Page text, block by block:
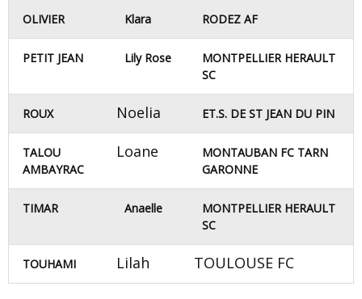
OLIVIER Klara RODEZ AF
PETIT JEAN Lily Rose
MONTPELLIER HERAULT
SC
ROUX Noelia ET.S. DE ST JEAN DU PIN
TALOU
AMBAYRAC
Loane
MONTAUBAN FC TARN
GARONNE
TIMAR Anaelle
MONTPELLIER HERAULT
SC
TOUHAMI Lilah TOULOUSE FC